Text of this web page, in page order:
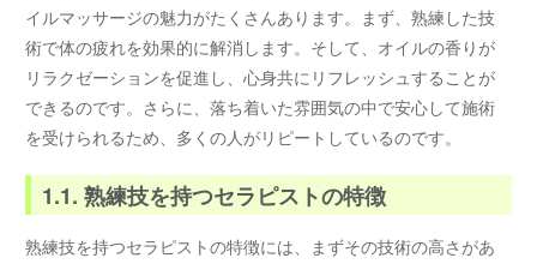
イルマッサージの魅力がたくさんあります。まず、熟練した技
術で体の疲れを効果的に解消します。そして、オイルの香りが
リラクゼーションを促進し、心身共にリフレッシュすることが
できるのです。さらに、落ち着いた雰囲気の中で安心して施術
を受けられるため、多くの人がリピートしているのです。
1.1. 熟練技を持つセラピストの特徴
熟練技を持つセラピストの特徴には、まずその技術の高さがあ